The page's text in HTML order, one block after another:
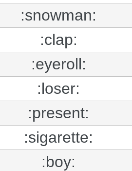
:snowman:
:clap:
:eyeroll:
:loser:
:present:
:sigarette:
:boy: